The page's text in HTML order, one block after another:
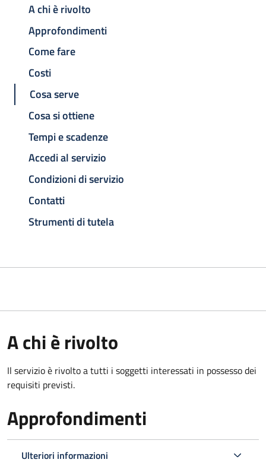
A chi è rivolto
Approfondimenti
Come fare
Costi
Cosa serve
Cosa si ottiene
Tempi e scadenze
Accedi al servizio
Condizioni di servizio
Contatti
Strumenti di tutela
A chi è rivolto
Il servizio è rivolto a tutti i soggetti interessati in possesso dei
requisiti previsti.
Approfondimenti
Ulteriori informazioni